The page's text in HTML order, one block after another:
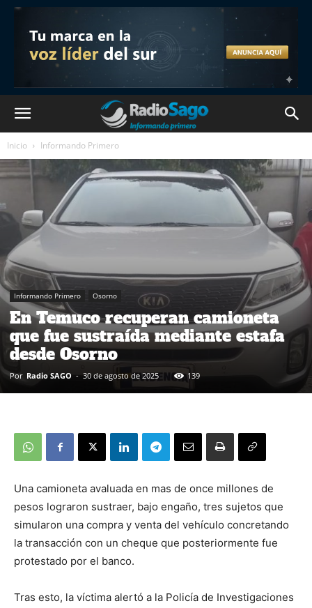
Inicio Informando Primero
Informando Primero Osorno
En Temuco recuperan camioneta
que fue sustraída mediante estafa
desde Osorno
Por Radio SAGO - 30 de agosto de 2025 139
Una camioneta avaluada en mas de once millones de
pesos lograron sustraer, bajo engaño, tres sujetos que
simularon una compra y venta del vehículo concretando
la transacción con un cheque que posteriormente fue
protestado por el banco.
Tras esto, la víctima alertó a la Policía de Investigaciones